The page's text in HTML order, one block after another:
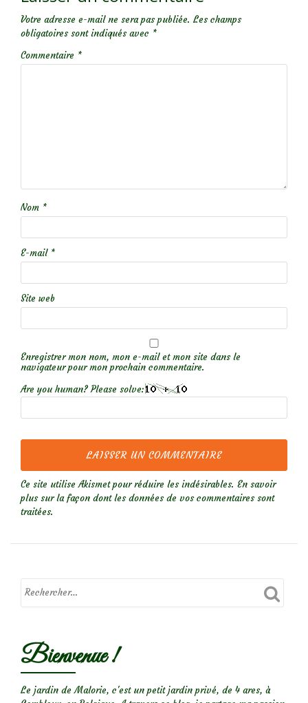
Votre adresse e-mail ne sera pas publiée. Les champs
obligatoires sont indiqués avec *
Commentaire *
Nom *
E-mail *
Site web
Enregistrer mon nom, mon e-mail et mon site dans le
navigateur pour mon prochain commentaire.
Are you human? Please solve:
Ce site utilise Akismet pour réduire les indésirables. En savoir
plus sur la façon dont les données de vos commentaires sont
traitées.
Bienvenue !
Le jardin de Malorie, c'est un petit jardin privé, de 4 ares, à